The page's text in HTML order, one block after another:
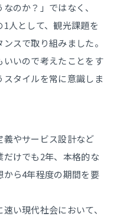
のか？」ではなく、
1人として、観光課題を
スで取り組みました。
いいので考えたことをす
タイルを常に意識しま
やサービス設計など
だけでも2年、本格的な
ら4年程度の期間を要
い現代社会において、